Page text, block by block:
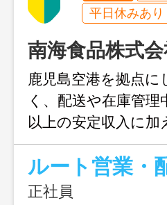
平日休みあり
南海食品株式
鹿児島空港を拠点
く、配送や在庫管
以上の安定収入に
店での販売員（接客
別な舞台で、鹿児
環境です。
ルート営業・
正社員